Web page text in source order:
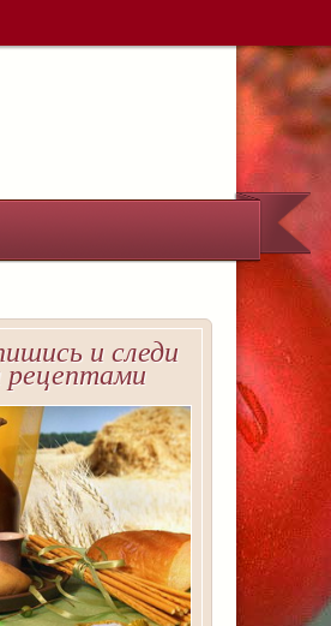
и следи
рецептами